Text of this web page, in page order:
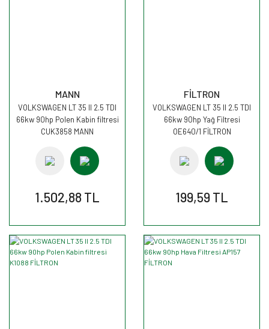
MANN
VOLKSWAGEN LT 35 II 2.5 TDI
66kw 90hp Polen Kabin filtresi
CUK3858 MANN
1.502,88 TL
FİLTRON
VOLKSWAGEN LT 35 II 2.5 TDI
66kw 90hp Yağ Filtresi
OE640/1 FİLTRON
199,59 TL